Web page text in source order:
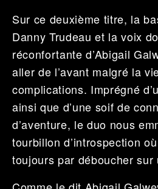
Sur ce deuxième titre, la
Danny Trudeau et la voix
réconfortante d’Abigail
aller de l’avant malgré la
complications. Imprégné
ainsi que d’une soif de
d’aventure, le duo nous
tourbillon d’introspection
toujours par déboucher